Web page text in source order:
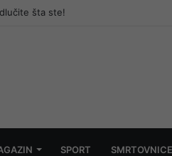
šta ste!
SPORT SMRTOVNICE